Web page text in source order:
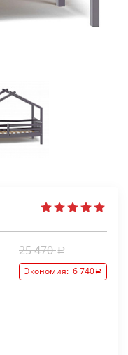
25 470
Экономия: 6 740